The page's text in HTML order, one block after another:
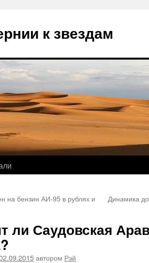
к звездам
на бензин АИ-95 в рублях и
Динамика
ли Саудовская
автором Рэй